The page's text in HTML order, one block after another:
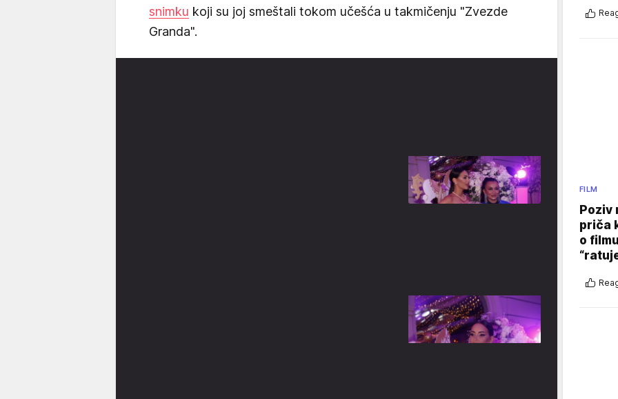
snimku koji su joj smeštali tokom učešća u takmičenju "Zvezde
Granda".
FILM
Poziv
priča
o